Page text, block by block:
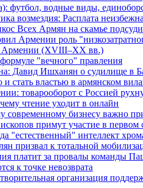
футбол, водные виды,
возмездия: Расплата неизбежна
Всех Армян на скамье
Армении роль
Армении (XVIII–XX вв.)
"вечного" правления
Давид Ишханян о судилище в
стать властью в армянском
товарооборот с Россией
чтение уходит в онлайн
современному бизнесу важно
примут участие в первом
"естественный" интеллект
призвал к тотальной
платит за провалы команды
к точке невозврата
организация